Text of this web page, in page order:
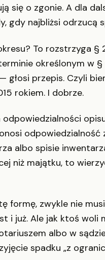
się o zgonie. A dla
gdy najbliżsi odrzucą
To rozstrzyga §
określonym w
głosi przepis. Czyli
rokiem. I dobrze.
albo spisie
niż majątku, to
formę, zwykle nie
i już. Ale jak ktoś woli
albo w
spadku „z